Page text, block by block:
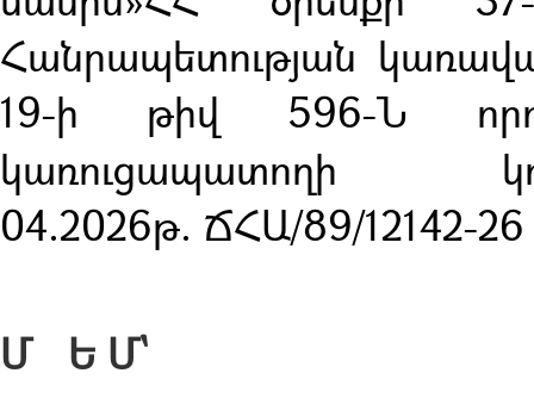
Հանրապետության
19-ի թիվ 596-Ն
04.2026թ. ՃՀԱ/89/12142-
Մ Ե Մ`